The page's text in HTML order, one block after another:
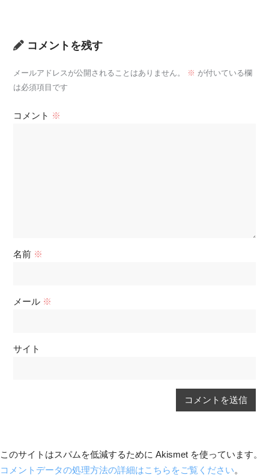
コメントを残す
メールアドレスが公開されることはありません。 ※ が付いている欄
は必須項目です
コメント ※
名前 ※
メール ※
サイト
このサイトはスパムを低減するために Akismet を使っています。
コメントデータの処理方法の詳細はこちらをご覧ください。